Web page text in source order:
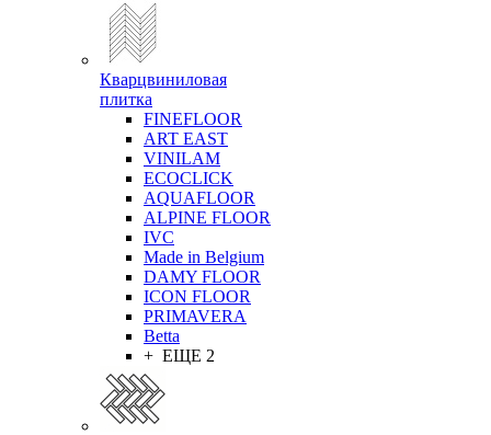
Кварцвиниловая
плитка
FINEFLOOR
ART EAST
VINILAM
ECOCLICK
AQUAFLOOR
ALPINE FLOOR
IVC
Made in Belgium
DAMY FLOOR
ICON FLOOR
PRIMAVERA
Betta
+ ЕЩЕ 2